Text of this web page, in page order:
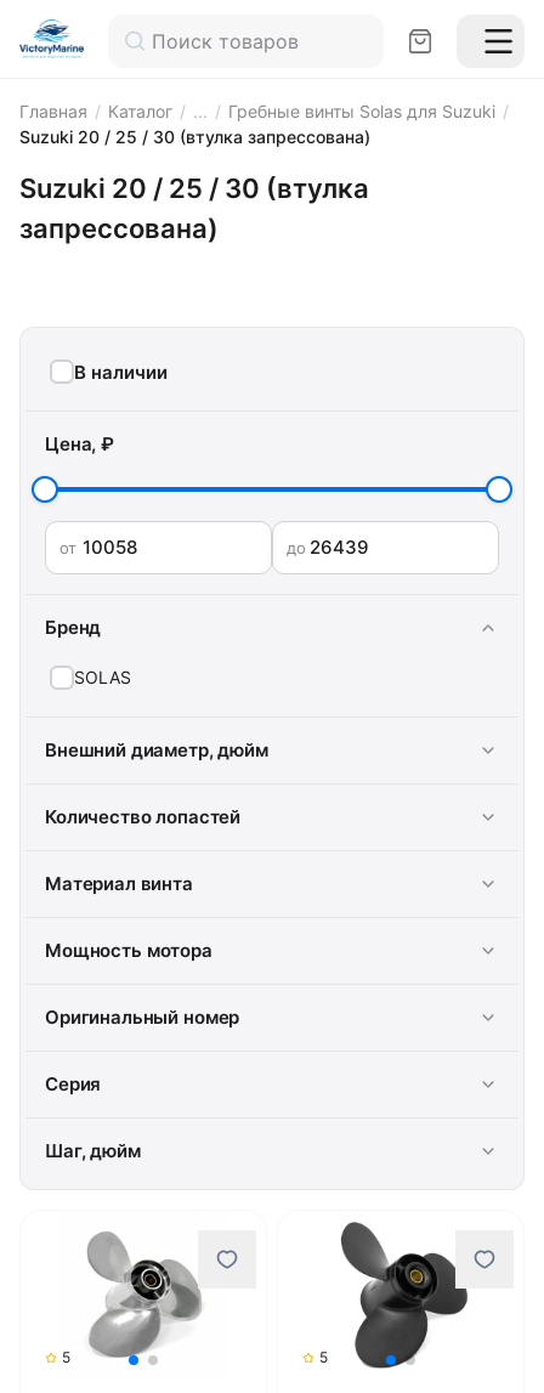
Главная / Каталог / ... / Гребные винты Solas для Suzuki /
Suzuki 20 / 25 / 30 (втулка запрессована)
Suzuki 20 / 25 / 30 (втулка
запрессована)
В наличии
Цена, ₽
от до
Бренд
SOLAS
Внешний диаметр, дюйм
Количество лопастей
Материал винта
Мощность мотора
Оригинальный номер
Серия
Шаг, дюйм
5 5